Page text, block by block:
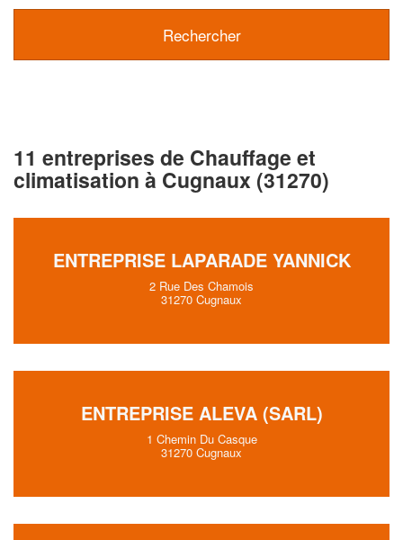
11 entreprises de Chauffage et
climatisation à Cugnaux (31270)
ENTREPRISE LAPARADE YANNICK
2 Rue Des Chamois
31270 Cugnaux
ENTREPRISE ALEVA (SARL)
1 Chemin Du Casque
31270 Cugnaux